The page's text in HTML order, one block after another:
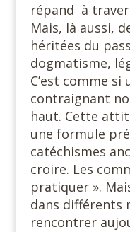
répand à
Mais, là aussi,
héritées du
dogmatisme,
C’est comme
contraignant
haut. Cette
une formule
catéchismes
croire. Les
pratiquer ».
dans différents
rencontrer